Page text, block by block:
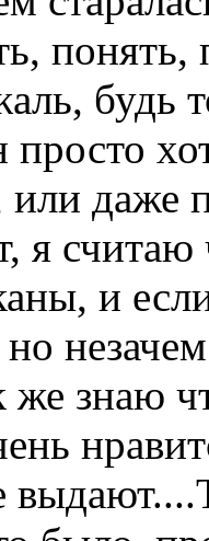
будь
или даже
я
и
же знаю